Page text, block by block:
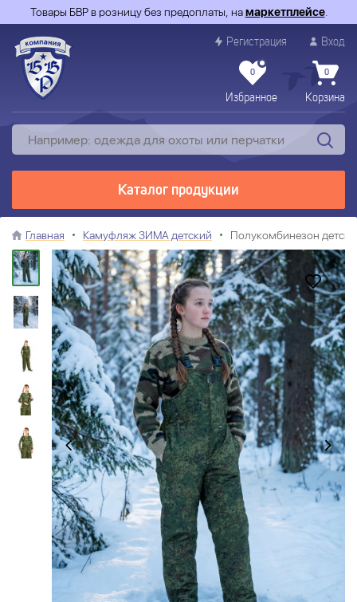
Товары БВР в розницу без предоплаты, намаркетплейсе.
Регистрация Вход
0
Избранное
0
Корзина
Каталог продукции
Главная Камуфляж ЗИМА детский Полукомбинезон